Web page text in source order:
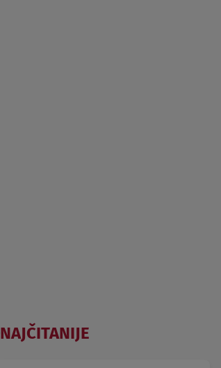
NAJČITANIJE